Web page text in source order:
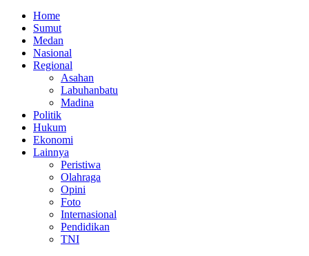
Home
Sumut
Medan
Nasional
Regional
Asahan
Labuhanbatu
Madina
Politik
Hukum
Ekonomi
Lainnya
Peristiwa
Olahraga
Opini
Foto
Internasional
Pendidikan
TNI